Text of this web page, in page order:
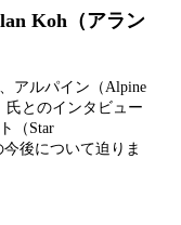
Koh（アラン
アルパイン（Alpine
氏とのインタビュー
（Star
後について迫りま